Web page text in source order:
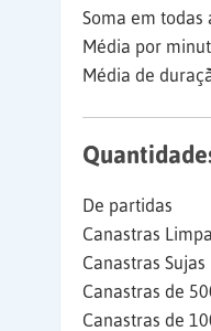
Soma em todas
Média por
Média de
De partidas
Canastras
Canastras Sujas
Canastras de
Canastras de